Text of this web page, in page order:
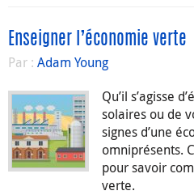
Enseigner l’économie verte
Par : Adam Young
Qu’il s’agisse
solaires ou de
signes d’une
omniprésents.
pour savoir
verte.